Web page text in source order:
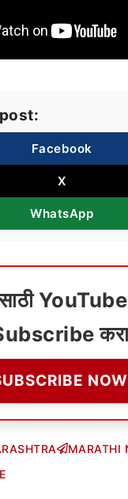
Facebook
X
WhatsApp
करा
NOW
MARATHI